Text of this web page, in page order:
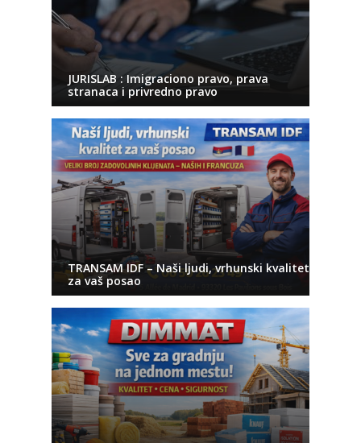
JURISLAB : Imigraciono pravo, prava
stranaca i privredno pravo
TRANSAM IDF – Naši ljudi, vrhunski kvalitet
za vaš posao